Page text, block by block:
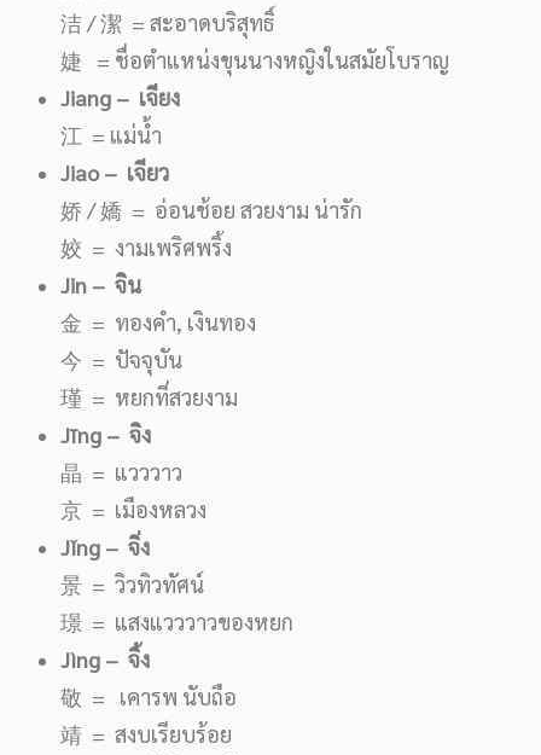
洁 / 潔 = สะอาดบริสุทธิ์
婕 = ชื่อตำแหน่งขุนนางหญิงในสมัยโบราญ
Jiang – เจียง
江 = แม่น้ำ
Jiao– เจียว
娇 / 嬌 = อ่อนช้อย สวยงาม น่ารัก
姣 = งามเพริศพริ้ง
Jin – จิน
金 = ทองคำ, เงินทอง
今 = ปัจจุบัน
瑾 = หยกที่สวยงาม
Jīng – จิง
晶 = แวววาว
京 = เมืองหลวง
Jǐng – จิ่ง
景 = วิวทิวทัศน์
璟 = แสงแวววาวของหยก
Jìng – จิ้ง
敬 = เคารพ นับถือ
靖 = สงบเรียบร้อย